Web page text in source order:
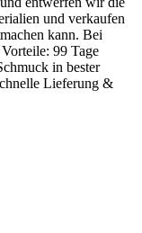
und verkaufen
kann. Bei
99 Tage
in bester
Lieferung &